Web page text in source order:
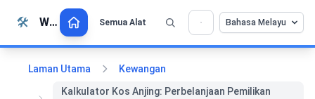
Langkau ke kandungan
🛠️ Whiz Tools Semua Alat Bahasa Melayu
Laman Utama
Kewangan
Kalkulator Kos Anjing: Perbelanjaan Pemilikan